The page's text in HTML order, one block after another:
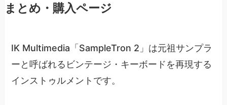
まとめ・購入ページ
IK Multimedia「SampleTron 2」は元祖サンプラ
ーと呼ばれるビンテージ・キーボードを再現する
インストゥルメントです。